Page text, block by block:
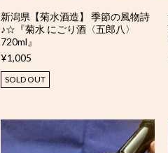
新潟県【菊水酒造】 季節の風物詩
♪☆『菊水 にごり酒〈五郎八〉
720ml』
¥1,005
SOLD OUT